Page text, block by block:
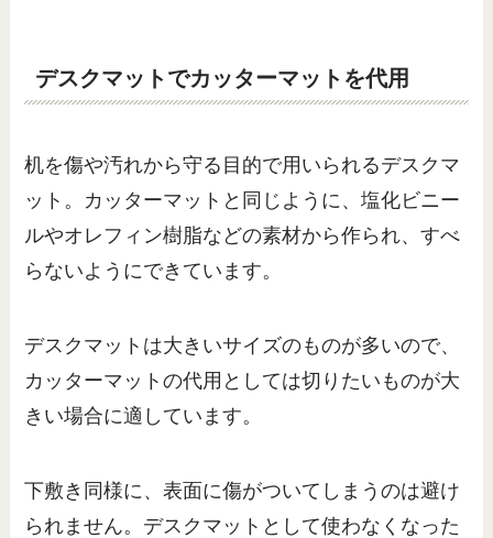
デスクマットでカッターマットを代用
机を傷や汚れから守る目的で用いられるデスクマ
ット。カッターマットと同じように、塩化ビニー
ルやオレフィン樹脂などの素材から作られ、すべ
らないようにできています。
デスクマットは大きいサイズのものが多いので、
カッターマットの代用としては切りたいものが大
きい場合に適しています。
下敷き同様に、表面に傷がついてしまうのは避け
られません。デスクマットとして使わなくなった